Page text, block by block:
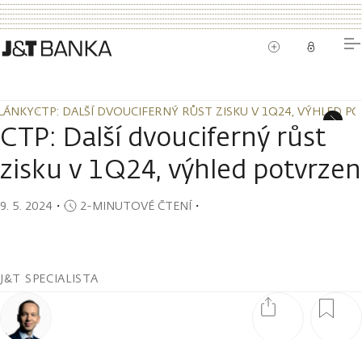
CTP: DALŠÍ DVOUCIFERNÝ RŮST ZISKU V 1Q24, VÝHLED
CTP: DALŠÍ DVOUCIFERNÝ RŮST ZISKU V 1Q24, VÝHLED
CTP: Další dvouciferný růst
zisku v 1Q24, výhled potvrzen
9. 5. 2024 ・ 2-MINUTOVÉ ČTENÍ・
J&T SPECIALISTA